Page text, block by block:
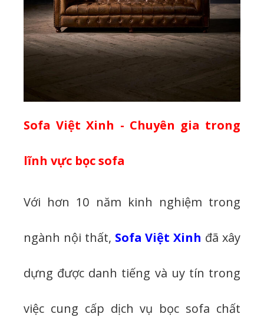
Sofa Việt Xinh - Chuyên gia trong
lĩnh vực bọc sofa
Với hơn 10 năm kinh nghiệm trong
ngành nội thất, Sofa Việt Xinh đã xây
dựng được danh tiếng và uy tín trong
việc cung cấp dịch vụ bọc sofa chất